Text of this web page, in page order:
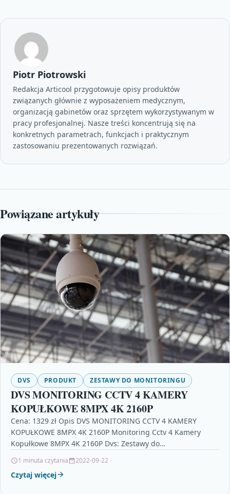
Piotr Piotrowski
Redakcja Articool przygotowuje opisy produktów
związanych głównie z wyposażeniem medycznym,
organizacją gabinetów oraz sprzętem wykorzystywanym w
pracy profesjonalnej. Nasze treści koncentrują się na
konkretnych parametrach, funkcjach i praktycznym
zastosowaniu prezentowanych rozwiązań.
Powiązane artykuły
DVS PRODUKT ZESTAWY DO MONITORINGU
DVS MONITORING CCTV 4 KAMERY
KOPUŁKOWE 8MPX 4K 2160P
Cena: 1329 zł Opis DVS MONITORING CCTV 4 KAMERY
KOPUŁKOWE 8MPX 4K 2160P Monitoring Cctv 4 Kamery
Kopułkowe 8MPX 4K 2160P Dvs: Zestawy do…
1 minuta czytania 2022-09-22
Czytaj więcej